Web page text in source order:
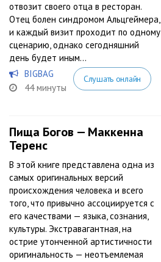
отвозит своего отца в ресторан.
Отец болен синдромом Альцгеймера,
и каждый визит проходит по одному
сценарию, однако сегодняшний
день будет иным…
BIGBAG
44 минуты
Слушать онлайн
Пища Богов — Маккенна
Теренс
В этой книге представлена одна из
самых оригинальных версий
происхождения человека и всего
того, что привычно ассоциируется с
его качествами — языка, сознания,
культуры. Экстравагантная, на
острие утонченной артистичности
оригинальность — неотъемлемая